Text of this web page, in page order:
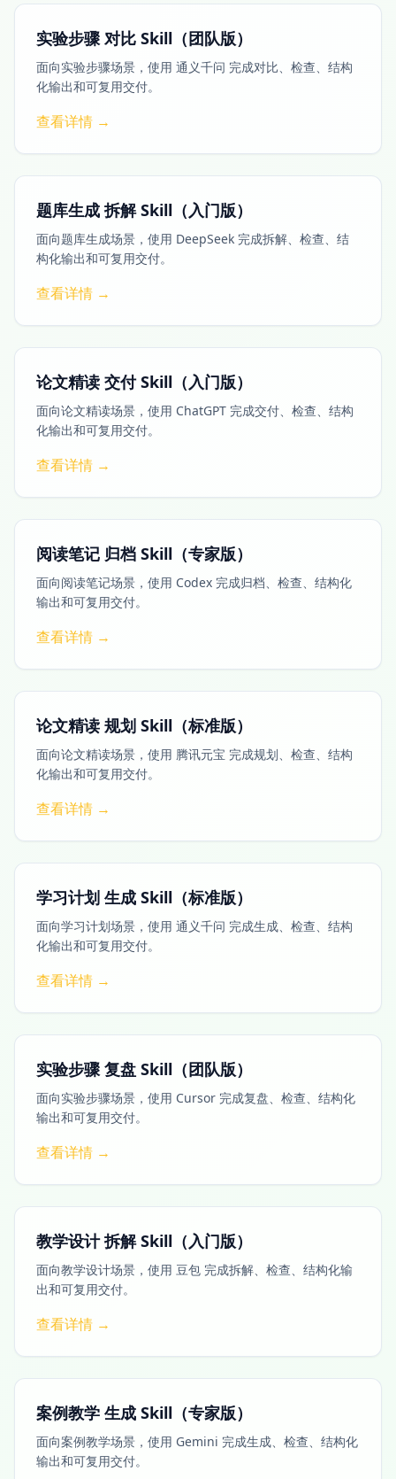
实验步骤 对比 Skill（团队版）
面向实验步骤场景，使用 通义千问 完成对比、检查、结构
化输出和可复用交付。
查看详情 →
题库生成 拆解 Skill（入门版）
面向题库生成场景，使用 DeepSeek 完成拆解、检查、结
构化输出和可复用交付。
查看详情 →
论文精读 交付 Skill（入门版）
面向论文精读场景，使用 ChatGPT 完成交付、检查、结构
化输出和可复用交付。
查看详情 →
阅读笔记 归档 Skill（专家版）
面向阅读笔记场景，使用 Codex 完成归档、检查、结构化
输出和可复用交付。
查看详情 →
论文精读 规划 Skill（标准版）
面向论文精读场景，使用 腾讯元宝 完成规划、检查、结构
化输出和可复用交付。
查看详情 →
学习计划 生成 Skill（标准版）
面向学习计划场景，使用 通义千问 完成生成、检查、结构
化输出和可复用交付。
查看详情 →
实验步骤 复盘 Skill（团队版）
面向实验步骤场景，使用 Cursor 完成复盘、检查、结构化
输出和可复用交付。
查看详情 →
教学设计 拆解 Skill（入门版）
面向教学设计场景，使用 豆包 完成拆解、检查、结构化输
出和可复用交付。
查看详情 →
案例教学 生成 Skill（专家版）
面向案例教学场景，使用 Gemini 完成生成、检查、结构化
输出和可复用交付。